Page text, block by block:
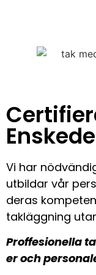
Vi har
utbildar vår
deras
takläggning
Proffesionella
er och